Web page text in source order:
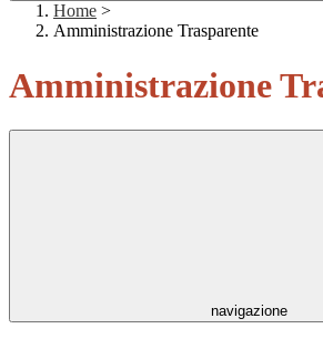
Home >
Amministrazione Trasparente
Amministrazione
navigazione